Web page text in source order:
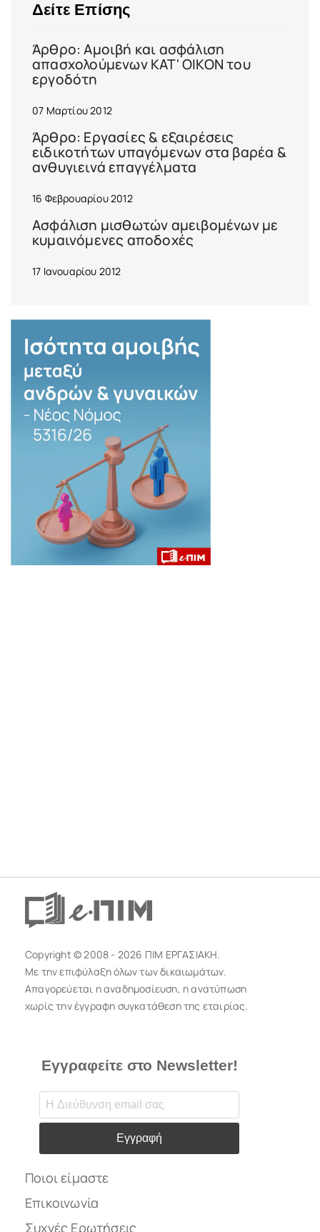
Δείτε Επίσης
Άρθρο: Αμοιβή και ασφάλιση
απασχολούμενων ΚΑΤ' ΟΙΚΟΝ του
εργοδότη
07 Μαρτίου 2012
Άρθρο: Εργασίες & εξαιρέσεις
ειδικοτήτων υπαγόμενων στα βαρέα &
ανθυγιεινά επαγγέλματα
16 Φεβρουαρίου 2012
Ασφάλιση μισθωτών αμειβομένων με
κυμαινόμενες αποδοχές
17 Ιανουαρίου 2012
Copyright © 2008 - 2026 ΠΙΜ ΕΡΓΑΣΙΑΚΗ.
Με την επιφύλαξη όλων των δικαιωμάτων.
Απαγορεύεται η αναδημοσίευση, η ανατύπωση
χωρίς την έγγραφη συγκατάθεση της εταιρίας.
Εγγραφείτε στο Newsletter!
Εγγραφή
Ποιοι είμαστε
Επικοινωνία
Συχνές Ερωτήσεις